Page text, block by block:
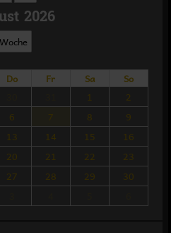
2026
Woche
Do Fr Sa
So
1
2
6 8
9
13 14 15
16
20 21 22
23
27 28 29
30